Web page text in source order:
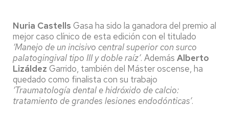
Nuria Castells Gasa ha sido la ganadora del premio al
mejor caso clínico de esta edición con el titulado
‘Manejo de un incisivo central superior con surco
palatogingival tipo III y doble raíz’. Además Alberto
Lizáldez Garrido, también del Máster oscense, ha
quedado como finalista con su trabajo
‘Traumatología dental e hidróxido de calcio:
tratamiento de grandes lesiones endodónticas’.